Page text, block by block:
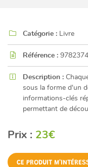
 Adresse email de
En cochant cette case, vous
l'adresse email indiqué ci-
utilisant le formulaire de
 Catégorie : Livre
 Référence :
 Description :
sous la forme d'un
informations-clés
permettant de
Prix : 23€
CE PRODUIT